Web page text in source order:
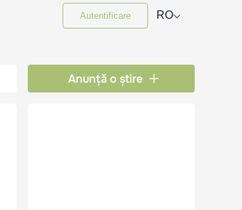
Autentificare RO⌵
Anunță o știre